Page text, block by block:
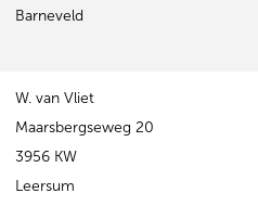
Barneveld
W. van Vliet
Maarsbergseweg 20
3956 KW
Leersum